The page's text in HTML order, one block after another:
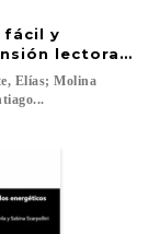
y
fácil y
lectora en
Elías; Molina